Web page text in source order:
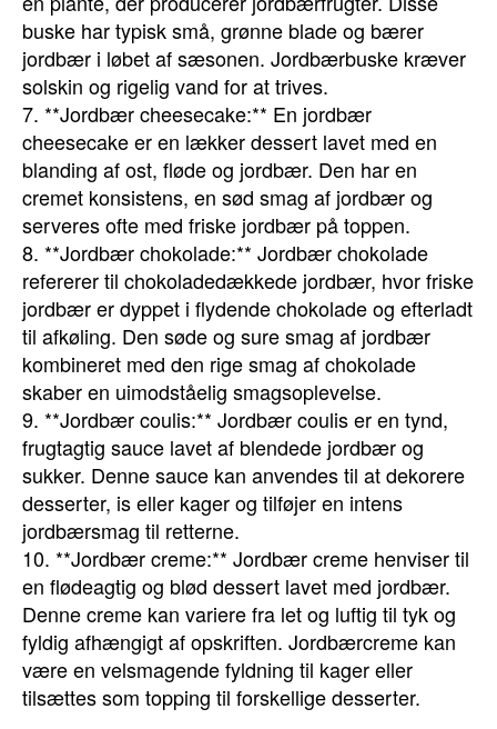
buske har typisk små, grønne blade og bærer
jordbær i løbet af sæsonen. Jordbærbuske kræver
solskin og rigelig vand for at trives.
7. **Jordbær cheesecake:** En jordbær
cheesecake er en lækker dessert lavet med en
blanding af ost, fløde og jordbær. Den har en
cremet konsistens, en sød smag af jordbær og
serveres ofte med friske jordbær på toppen.
8. **Jordbær chokolade:** Jordbær chokolade
refererer til chokoladedækkede jordbær, hvor friske
jordbær er dyppet i flydende chokolade og efterladt
til afkøling. Den søde og sure smag af jordbær
kombineret med den rige smag af chokolade
skaber en uimodståelig smagsoplevelse.
9. **Jordbær coulis:** Jordbær coulis er en tynd,
frugtagtig sauce lavet af blendede jordbær og
sukker. Denne sauce kan anvendes til at dekorere
desserter, is eller kager og tilføjer en intens
jordbærsmag til retterne.
10. **Jordbær creme:** Jordbær creme henviser til
en flødeagtig og blød dessert lavet med jordbær.
Denne creme kan variere fra let og luftig til tyk og
fyldig afhængigt af opskriften. Jordbærcreme kan
være en velsmagende fyldning til kager eller
tilsættes som topping til forskellige desserter.